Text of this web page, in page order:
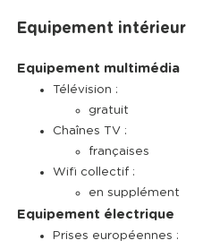
Equipement intérieur
Equipement multimédia
Télévision :
gratuit
Chaînes TV :
françaises
Wifi collectif :
en supplément
Equipement électrique
Prises européennes :